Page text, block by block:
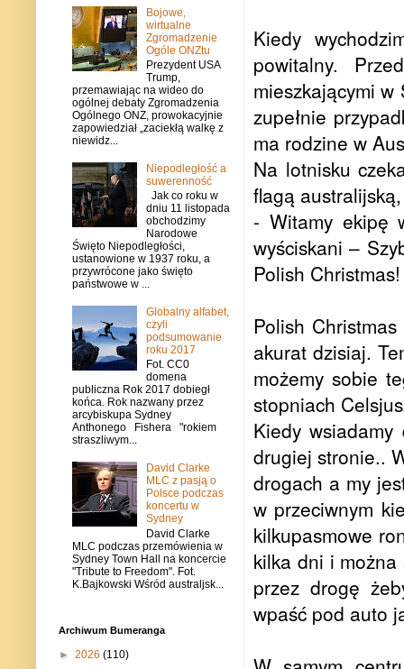
Kiedy
powitalny.
mieszkającymi
zupełnie
ma rodzine w
Na lotnisku
flagą
- Witamy ekipę
wyściskani –
Polish Christmas!
Polish
akurat dzisiaj.
możemy sobie
stopniach
Kiedy
drugiej stronie..
drogach a my
w przeciwnym
kilkupasmowe
kilka dni i
przez drogę
wpaść pod auto
Bojowe,
wirtualne
Zgromadzenie
Ogóle ONZtu
Prezydent USA
Trump,
przemawiając na wideo do
ogólnej debaty Zgromadzenia
Ogólnego ONZ, prowokacyjnie
zapowiedział „zaciekłą walkę z
niewidz...
Niepodległość a
suwerenność
Jak co roku w
dniu 11 listopada
obchodzimy
Narodowe
Święto Niepodległości,
ustanowione w 1937 roku, a
przywrócone jako święto
państwowe w ...
Globalny alfabet,
czyli
podsumowanie
roku 2017
Fot. CC0
domena
publiczna Rok 2017 dobiegł
końca. Rok nazwany przez
arcybiskupa Sydney
Anthonego Fishera "rokiem
straszliwym...
David Clarke
MLC z pasją o
Polsce podczas
koncertu w
Sydney
David Clarke
MLC podczas przemówienia w
Sydney Town Hall na koncercie
"Tribute to Freedom". Fot.
K.Bajkowski Wśród australjsk...
Archiwum Bumeranga
► 2026 (110)